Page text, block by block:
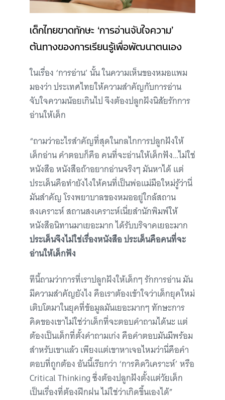
เด็กไทยขาดทักษะ ‘การอ่านจับใจความ’
ต้นทางของการเรียนรู้เพื่อพัฒนาตนเอง
ในเรื่อง ‘การอ่าน’ นั้น ในความเห็นของหมอแพม
มองว่า ประเทศไทยให้ความสำคัญกับการอ่าน
จับใจความน้อยเกินไป จึงต้องปลูกฝังนิสัยรักการ
อ่านให้เด็ก
“ถามว่าอะไรสำคัญที่สุดในกลไกการปลูกฝังให้
เด็กอ่าน คำตอบก็คือ คนที่จะอ่านให้เด็กฟัง…ไม่ใช่
หนังสือ หนังสือถ้าอยากอ่านจริงๆ มันหาได้ แต่
ประเด็นคือทำยังไงให้คนที่เป็นพ่อแม่มือใหม่รู้ว่านี่
มันสำคัญ โรงพยาบาลของหมออยู่ใกล้สถาน
สงเคราะห์ สถานสงเคราะห์เนี่ยสำนักพิมพ์ให้
หนังสือนิทานมาเยอะมาก ได้รับบริจาคเยอะมาก
ประเด็นจึงไม่ใช่เรื่องหนังสือ ประเด็นคือคนที่จะ
อ่านให้เด็กฟัง
ทีนี้ถามว่าการที่เราปลูกฝังให้เด็กๆ รักการอ่าน มัน
มีความสำคัญยังไง คือเราต้องเข้าใจว่าเด็กยุคใหม่
เติบโตมาในยุคที่ข้อมูลมันเยอะมากๆ ทักษะการ
คิดของเขาไม่ใช่ว่าเด็กที่จะตอบคำถามได้นะ แต่
ต้องเป็นเด็กที่ตั้งคำถามเก่ง คือคำตอบมันมีพร้อม
สำหรับเขาแล้ว เพียงแต่เขาหาเจอไหมว่านี่คือคำ
ตอบที่ถูกต้อง อันนี้เรียกว่า ‘การคิดวิเคราะห์’ หรือ
Critical Thinking ซึ่งต้องปลูกฝังตั้งแต่วัยเด็ก
เป็นเรื่องที่ต้องฝึกฝน ไม่ใช่ว่าเกิดขึ้นเองได้”